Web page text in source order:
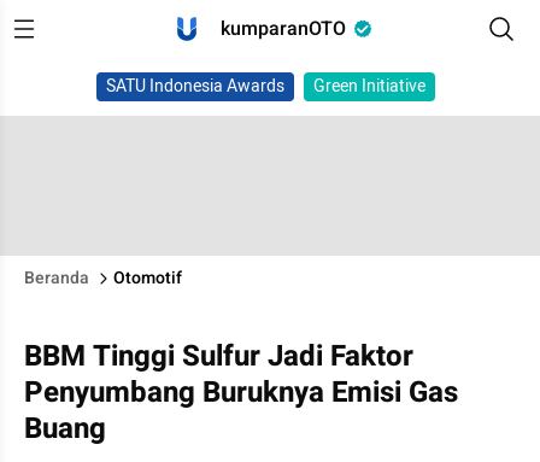
kumparanOTO
SATU Indonesia Awards Green Initiative
Beranda Otomotif
BBM Tinggi Sulfur Jadi Faktor
Penyumbang Buruknya Emisi Gas
Buang